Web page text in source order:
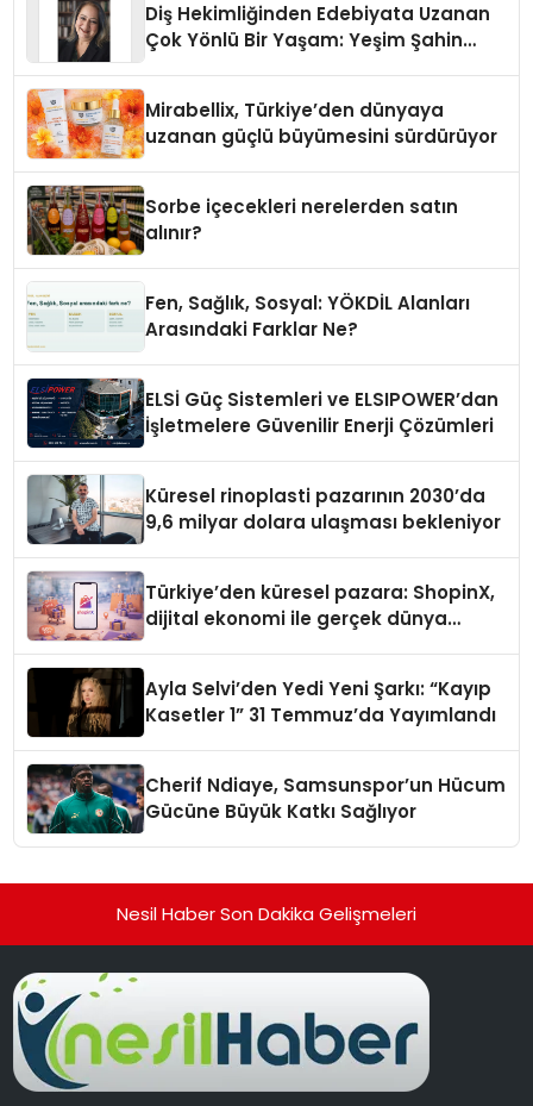
Diş Hekimliğinden Edebiyata Uzanan
Çok Yönlü Bir Yaşam: Yeşim Şahin
Mirabellix, Türkiye’den dünyaya
uzanan güçlü büyümesini sürdürüyor
Sorbe içecekleri nerelerden satın
alınır?
Fen, Sağlık, Sosyal: YÖKDİL Alanları
Arasındaki Farklar Ne?
ELSİ Güç Sistemleri ve ELSIPOWER’dan
İşletmelere Güvenilir Enerji Çözümleri
Küresel rinoplasti pazarının 2030’da
9,6 milyar dolara ulaşması bekleniyor
Türkiye’den küresel pazara: ShopinX,
dijital ekonomi ile gerçek dünya
Ayla Selvi’den Yedi Yeni Şarkı: “Kayıp
Kasetler 1” 31 Temmuz’da Yayımlandı
Cherif Ndiaye, Samsunspor’un Hücum
Gücüne Büyük Katkı Sağlıyor
Nesil Haber Son Dakika Gelişmeleri